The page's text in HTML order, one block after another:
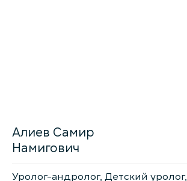
Алиев Самир
Намигович
Уролог-андролог, Детский уролог,